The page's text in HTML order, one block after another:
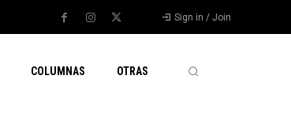
Sign in / Join
COLUMNAS OTRAS